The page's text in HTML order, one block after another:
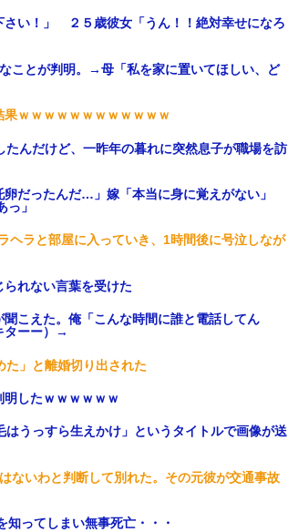
さい！」 ２５歳彼女「うん！！絶対幸せになろ
ことが判明。→母「私を家に置いてほしい、ど
ｗｗｗｗｗｗｗｗｗｗｗｗ
んだけど、一昨年の暮れに突然息子が職場を訪
だったんだ…」嫁「本当に身に覚えがない」
」
ヘラと部屋に入っていき、1時間後に号泣しなが
れない言葉を受けた
こえた。俺「こんな時間に誰と電話してん
ターー）→
た」と離婚切り出された
したｗｗｗｗｗｗ
はうっすら生えかけ」というタイトルで画像が送
ないわと判断して別れた。その元彼が交通事故
ってしまい無事死亡・・・